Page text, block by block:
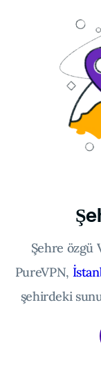
Şehre özgü
PureVPN,
şehirdeki